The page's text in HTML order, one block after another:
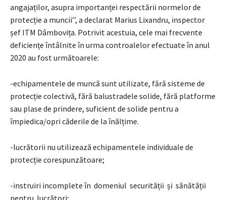
angajaților, asupra importanței respectării normelor de
protecție a muncii’’, a declarat Marius Lixandru, inspector
șef ITM Dâmbovița. Potrivit acestuia, cele mai frecvente
deficiențe întâlnite în urma controalelor efectuate în anul
2020 au fost următoarele:
-echipamentele de muncă sunt utilizate, fără sisteme de
protecție colectivă, fără balustradele solide, fără platforme
sau plase de prindere, suficient de solide pentru a
împiedica/opri căderile de la înălțime.
-lucrătorii nu utilizează echipamentele individuale de
protecție corespunzătoare;
-instruiri incomplete în domeniul securității și sănătății
pentru lucrători;